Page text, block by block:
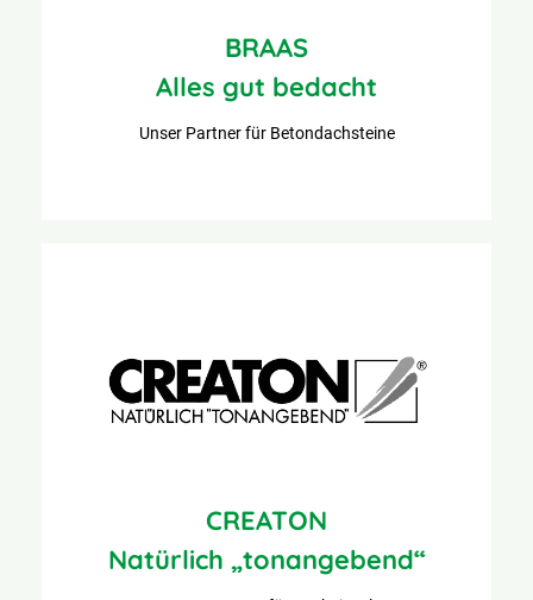
BRAAS
Alles gut bedacht
Unser Partner für Betondachsteine
CREATON
Natürlich „tonangebend“